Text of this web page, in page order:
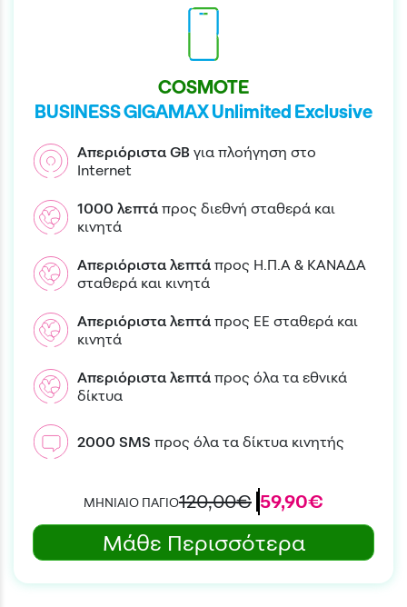
COSMOTE
BUSINESS GIGAMAX Unlimited Exclusive
Απεριόριστα GB για πλοήγηση στο
Internet
1000 λεπτά προς διεθνή σταθερά και
κινητά
Απεριόριστα λεπτά προς Η.Π.Α & ΚΑΝΑΔΑ
σταθερά και κινητά
Απεριόριστα λεπτά προς EE σταθερά και
κινητά
Απεριόριστα λεπτά προς όλα τα εθνικά
δίκτυα
2000 SMS προς όλα τα δίκτυα κινητής
ΜΗΝΙΑΙΟ ΠΑΓΙΟ120,00€ 59,90€
Μάθε Περισσότερα